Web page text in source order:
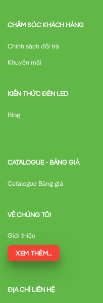
CHĂM SÓC KHÁCH HÀNG
Chính sách đổi trả
Khuyến mãi
KIẾN THỨC ĐÈN LED
Blog
CATALOGUE - BẢNG GIÁ
Catalogue Bảng giá
VỀ CHÚNG TÔI
Giới thiệu
XEM THÊM...
ĐỊA CHỈ LIÊN HỆ